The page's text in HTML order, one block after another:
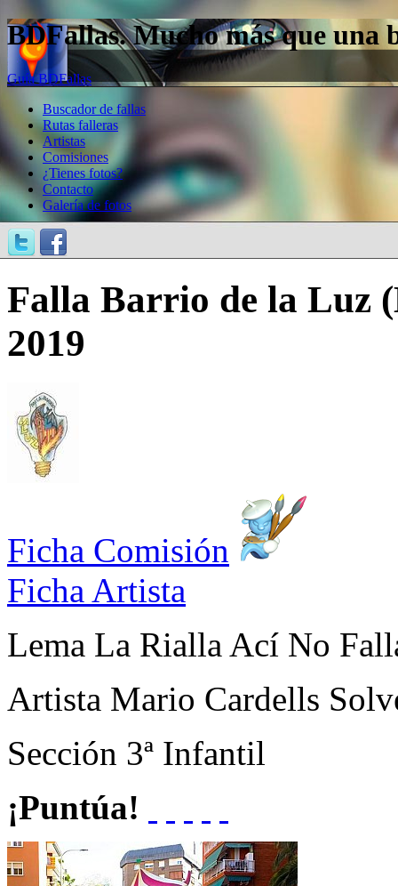
BDFallas. Mucho más que una
Guía BDFallas
Buscador de fallas
Rutas falleras
Artistas
Comisiones
¿Tienes fotos?
Contacto
Galería de fotos
Falla Barrio de la Luz
2019
Ficha Comisión
Ficha Artista
Lema La Rialla Ací No
Artista Mario Cardells
Sección 3ª Infantil
¡Puntúa!